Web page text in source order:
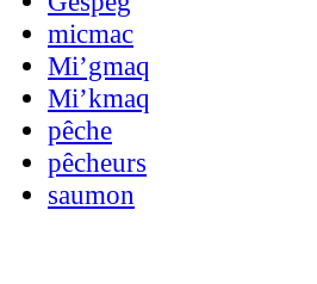
micmac
Mi’gmaq
Mi’kmaq
pêche
pêcheurs
saumon